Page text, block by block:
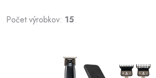
Počet výrobkov: 15